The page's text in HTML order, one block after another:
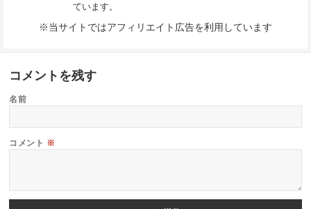
ています。
※当サイトではアフィリエイト広告を利用しています
コメントを残す
名前
コメント ※